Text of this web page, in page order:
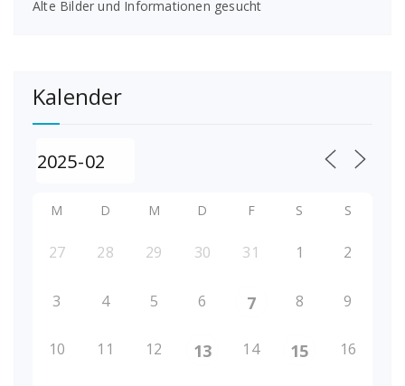
Alte Bilder und Informationen gesucht
Kalender
M D M D F S S
27 28 29 30 31 1 2
3 4 5 6 7 8 9
10 11 12 13 14 15 16